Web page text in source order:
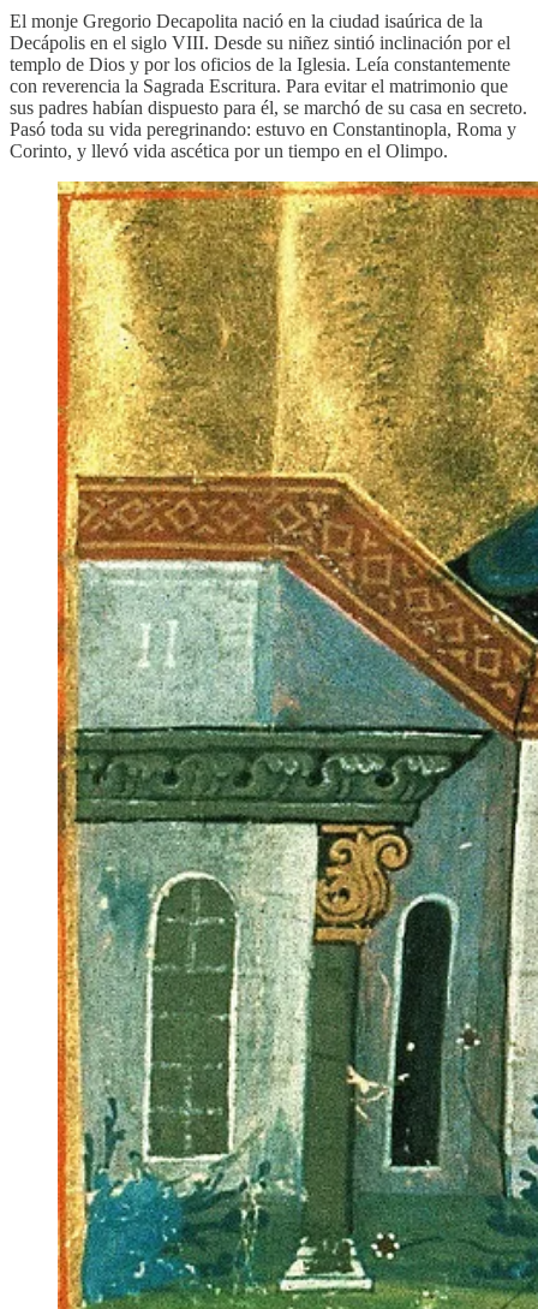
El monje Gregorio Decapolita nació en la ciudad isaúrica de la
Decápolis en el siglo VIII. Desde su niñez sintió inclinación por el
templo de Dios y por los oficios de la Iglesia. Leía constantemente
con reverencia la Sagrada Escritura. Para evitar el matrimonio que
sus padres habían dispuesto para él, se marchó de su casa en secreto.
Pasó toda su vida peregrinando: estuvo en Constantinopla, Roma y
Corinto, y llevó vida ascética por un tiempo en el Olimpo.